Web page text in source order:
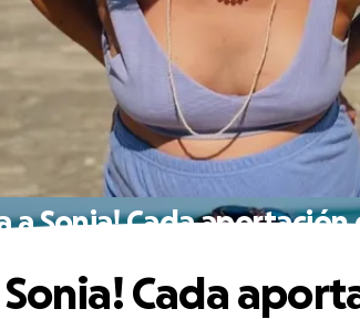
a Sonia! Cada aportación
Sonia! Cada